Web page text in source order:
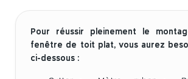
Pour réussir pleinement le
fenêtre de toit plat, vous aurez
ci-dessous :